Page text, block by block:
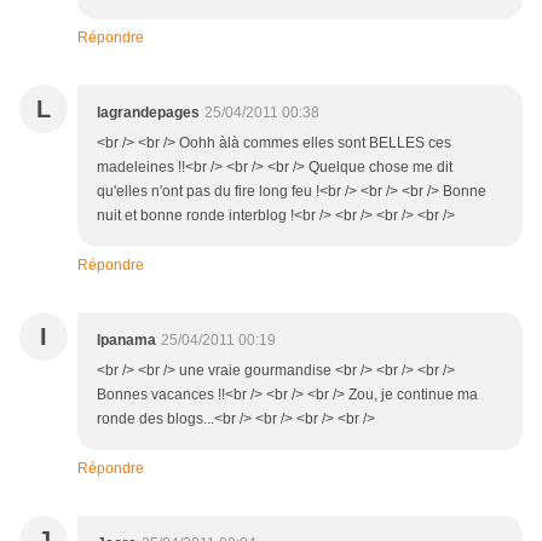
Répondre
L lagrandepages 25/04/2011 00:38
<br /> <br /> Oohh àlà commes elles sont BELLES ces
madeleines !!<br /> <br /> <br /> Quelque chose me dit
qu'elles n'ont pas du fire long feu !<br /> <br /> <br /> Bonne
nuit et bonne ronde interblog !<br /> <br /> <br /> <br />
Répondre
I Ipanama 25/04/2011 00:19
<br /> <br /> une vraie gourmandise <br /> <br /> <br />
Bonnes vacances !!<br /> <br /> <br /> Zou, je continue ma
ronde des blogs...<br /> <br /> <br /> <br />
Répondre